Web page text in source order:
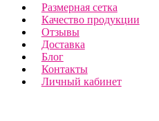
Размерная сетка
Качество продукции
Отзывы
Доставка
Блог
Контакты
Личный кабинет